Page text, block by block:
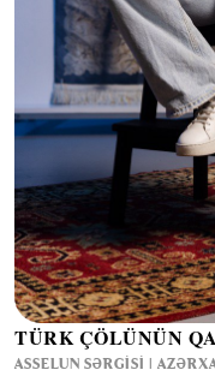
TÜRK ÇÖLÜNÜN
ASSELUN SƏRGISI |